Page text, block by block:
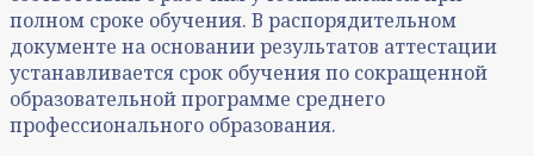
полном сроке обучения. В распорядительном
документе на основании результатов аттестации
устанавливается срок обучения по сокращенной
образовательной программе среднего
профессионального образования.